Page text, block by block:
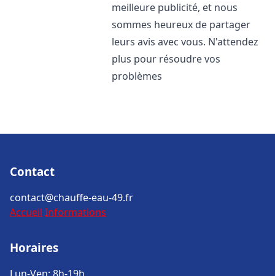
meilleure publicité, et nous
sommes heureux de partager
leurs avis avec vous. N'attendez
plus pour résoudre vos
problèmes
Contact
contact@chauffe-eau-49.fr
Accueil Informations
Horaires